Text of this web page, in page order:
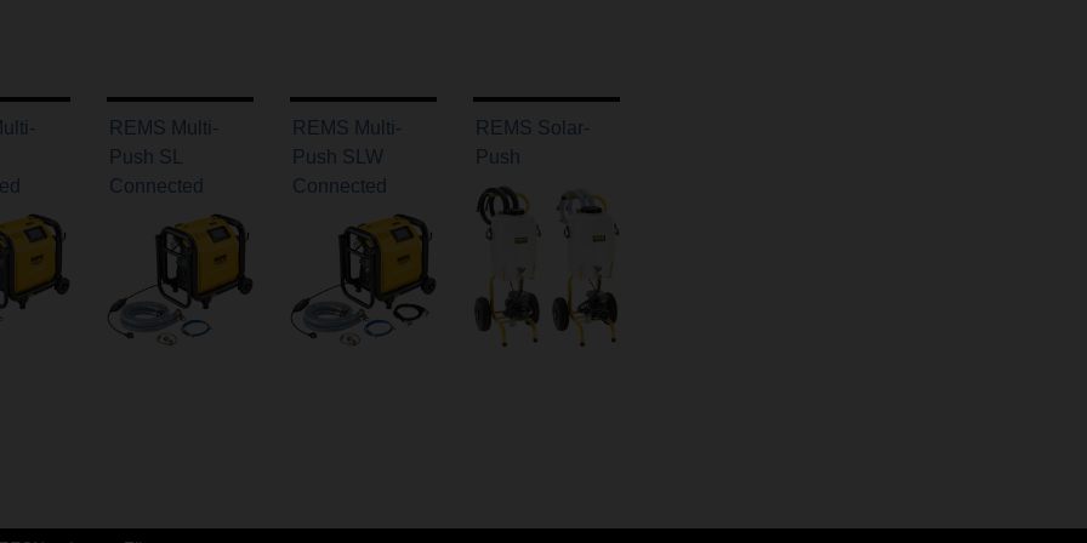
REMS Multi-
Push SL
Connected
REMS Multi-
Push SLW
Connected
REMS Solar-
Push